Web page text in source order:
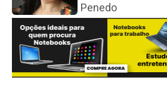
Penedo